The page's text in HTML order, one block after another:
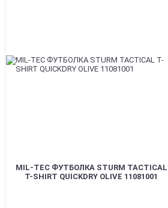
MIL-TEC ФУТБОЛКА STURM TACTICAL
T-SHIRT QUICKDRY OLIVE 11081001